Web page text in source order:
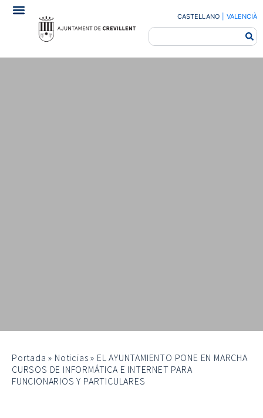
CASTELLANO VALENCIÀ
Portada » Noticias » EL AYUNTAMIENTO PONE EN MARCHA
CURSOS DE INFORMÁTICA E INTERNET PARA
FUNCIONARIOS Y PARTICULARES